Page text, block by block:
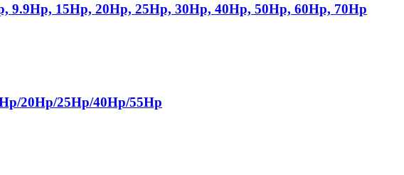
15Hp, 20Hp, 25Hp, 30Hp, 40Hp, 50Hp, 60Hp, 70Hp
20Hp/25Hp/40Hp/55Hp